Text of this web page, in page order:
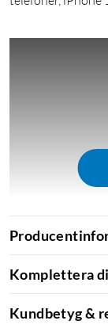
Komplettera
Kundbetyg &